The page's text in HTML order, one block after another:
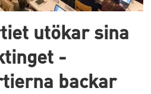
utökar sina
-
backar